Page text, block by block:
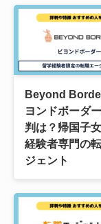
Beyond
ヨンドボーダ
判は？帰国子
経験者専門の
ジェント